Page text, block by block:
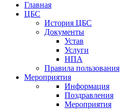
Главная
ЦБС
История ЦБС
Документы
Устав
Услуги
НПА
Правила пользования
Мероприятия
Информация
Поздравления
Мероприятия